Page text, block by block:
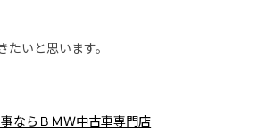
たいと思います。
ならＢＭＷ中古車専門店